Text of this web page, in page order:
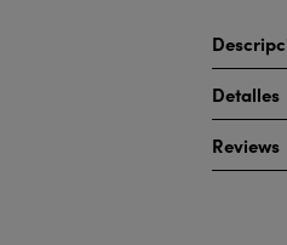
Detalles
Reviews